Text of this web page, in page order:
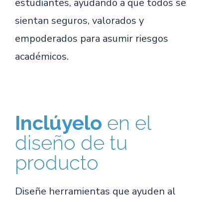
estudiantes, ayudando a que todos se
sientan seguros, valorados y
empoderados para asumir riesgos
académicos.
Inclúyelo en el
diseño de tu
producto
Diseñe herramientas que ayuden al